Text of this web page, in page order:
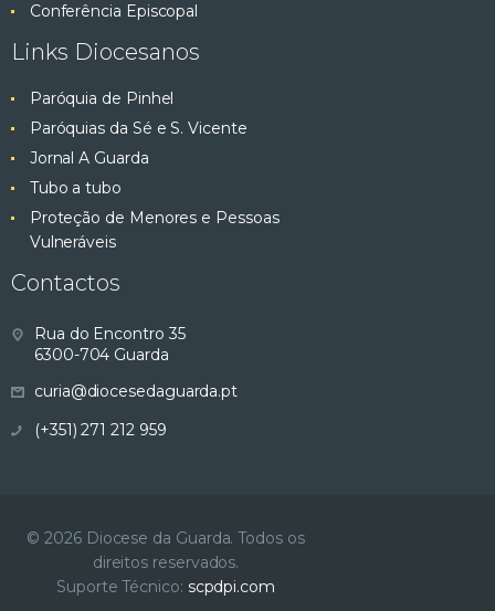
Conferência Episcopal
Links Diocesanos
Paróquia de Pinhel
Paróquias da Sé e S. Vicente
Jornal A Guarda
Tubo a tubo
Proteção de Menores e Pessoas
Vulneráveis
Contactos
Rua do Encontro 35
6300-704 Guarda
curia@diocesedaguarda.pt
(+351) 271 212 959
© 2026 Diocese da Guarda. Todos os
direitos reservados.
Suporte Técnico: scpdpi.com